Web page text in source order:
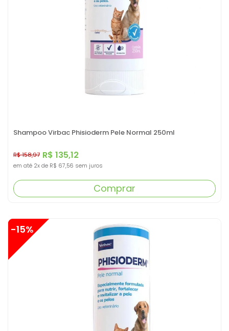
Shampoo Virbac Phisioderm Pele Normal 250ml
R$ 135,12
R$ 158,97
em até 2x de R$ 67,56 sem juros
Comprar
-15%